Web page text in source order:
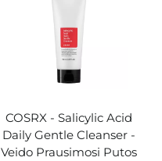
COSRX - Salicylic Acid
Daily Gentle Cleanser -
Veido Prausimosi Putos